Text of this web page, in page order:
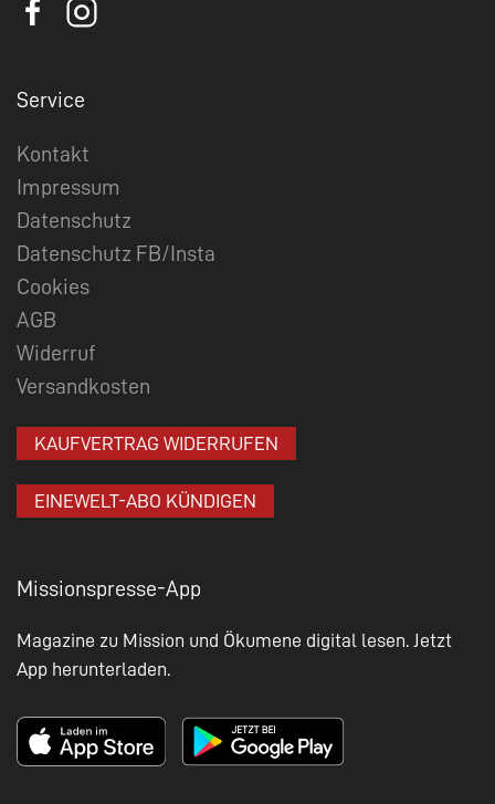
Service
Kontakt
Impressum
Datenschutz
Datenschutz FB/Insta
Cookies
AGB
Widerruf
Versandkosten
KAUFVERTRAG WIDERRUFEN
EINEWELT-ABO KÜNDIGEN
Missionspresse-App
Magazine zu Mission und Ökumene digital lesen. Jetzt
App herunterladen.